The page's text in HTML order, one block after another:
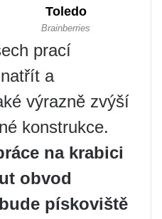
prací
a
výrazně zvýší
konstrukce.
na krabici
obvod
pískoviště